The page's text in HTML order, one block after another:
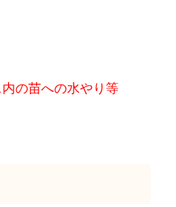
の苗への水やり等